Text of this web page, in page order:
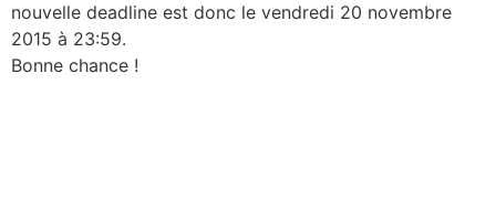
nouvelle deadline est donc le vendredi 20 novembre
2015 à 23:59.
Bonne chance !